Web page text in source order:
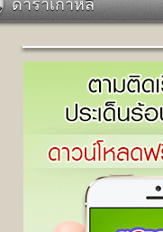
ท่องเที่ยว
Facebook
ะบบด้วย Facebook
ดาราเกาหลี